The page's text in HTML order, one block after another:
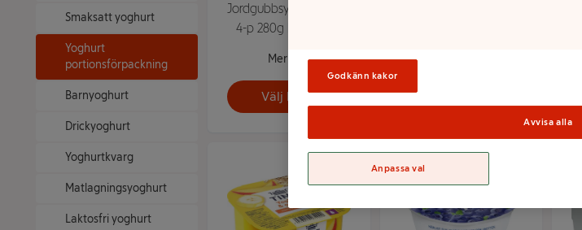
Smaksatt yoghurt
Yoghurt
portionsförpackning
Barnyoghurt
Drickyoghurt
Yoghurtkvarg
Matlagningsyoghurt
Laktosfri yoghurt
Jordgubbsyoghurt 2,1%
4-p 280g Danonino
Mer info
Välj butik
Godkänn kakor
Avvisa alla
Anpassa val